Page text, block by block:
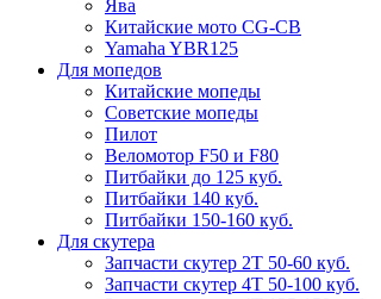
Ява
Китайские мото CG-CB
Yamaha YBR125
Для мопедов
Китайские мопеды
Советские мопеды
Пилот
Веломотор F50 и F80
Питбайки до 125 куб.
Питбайки 140 куб.
Питбайки 150-160 куб.
Для скутера
Запчасти скутер 2Т 50-60 куб.
Запчасти скутер 4Т 50-100 куб.